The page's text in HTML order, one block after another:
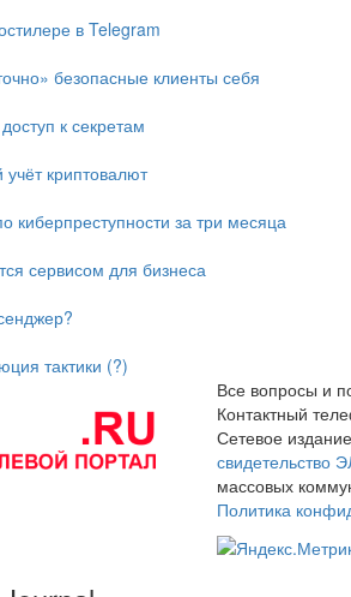
в Telegram
безопасные клиенты себя
к секретам
учёт криптовалют
киберпреступности за три месяца
сервисом для бизнеса
тактики (?)
Все вопросы и
Контактный
Сетевое
свидетельство
массовых
Политика